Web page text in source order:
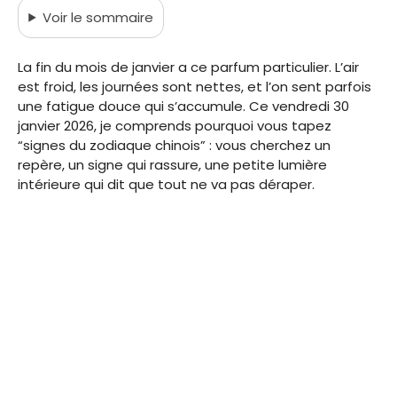
Voirle sommaire
La fin du mois de janvier a ce parfum particulier. L’air
est froid, les journées sont nettes, et l’on sent parfois
une fatigue douce qui s’accumule. Ce vendredi 30
janvier 2026, je comprends pourquoi vous tapez
“signes du zodiaque chinois” : vous cherchez un
repère, un signe qui rassure, une petite lumière
intérieure qui dit que tout ne va pas déraper.